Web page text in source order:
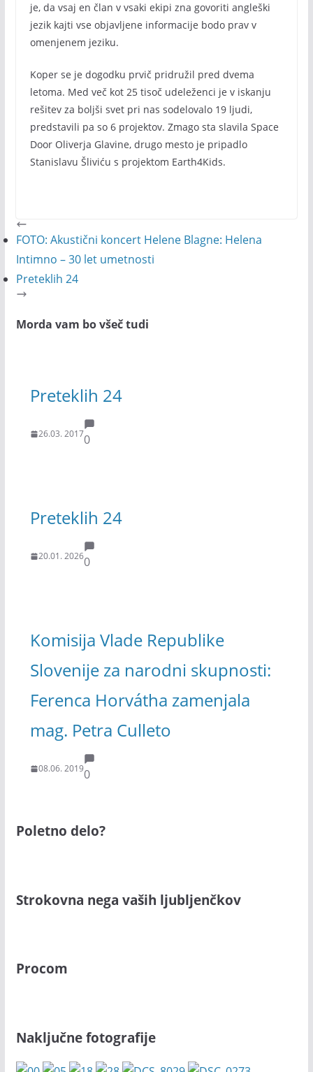
je, da vsaj en član v vsaki ekipi zna govoriti angleški
jezik kajti vse objavljene informacije bodo prav v
omenjenem jeziku.
Koper se je dogodku prvič pridružil pred dvema
letoma. Med več kot 25 tisoč udeleženci je v iskanju
rešitev za boljši svet pri nas sodelovalo 19 ljudi,
predstavili pa so 6 projektov. Zmago sta slavila Space
Door Oliverja Glavine, drugo mesto je pripadlo
Stanislavu Šliviću s projektom Earth4Kids.
FOTO: Akustični koncert Helene Blagne: Helena
Intimno – 30 let umetnosti
Preteklih 24
Morda vam bo všeč tudi
Preteklih 24
26.03. 20170
Preteklih 24
20.01. 20260
Komisija Vlade Republike
Slovenije za narodni skupnosti:
Ferenca Horvátha zamenjala
mag. Petra Culleto
08.06. 20190
Poletno delo?
Strokovna nega vaših ljubljenčkov
Procom
Naključne fotografije